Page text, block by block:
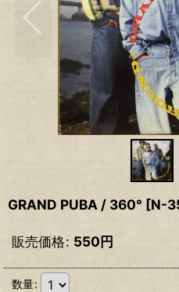
GRAND PUBA / 360° [N-
販売価格: 550円
数量: